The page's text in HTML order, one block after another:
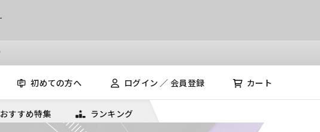
初めての方へ ログイン ／ 会員登録 カート
おすすめ特集 ランキング